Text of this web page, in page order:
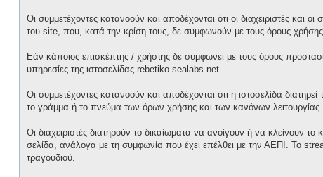
Οι συμμετέχοντες κατανοούν και αποδέχονται ότι οι διαχειριστές
του site, που, κατά την κρίση τους, δε συμφωνούν με τους όρους χρήσης
Εάν κάποιος επισκέπτης / χρήστης δε συμφωνεί με τους όρους
υπηρεσίες της ιστοσελίδας rebetiko.sealabs.net.
Οι συμμετέχοντες κατανοούν και αποδέχονται ότι η ιστοσελίδα
το γράμμα ή το πνεύμα των όρων χρήσης και των κανόνων λειτουργίας.
Οι διαχειριστές διατηρούν το δικαίωματα να ανοίγουν ή να κλείνουν
σελίδα, ανάλογα με τη συμφωνία που έχει επέλθει με την ΑΕΠΙ. Το
τραγουδιού.